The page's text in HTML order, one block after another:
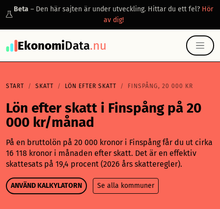
Beta – Den här sajten är under utveckling. Hittar du ett fel? Hör
av dig!
EkonomiData.nu
START SKATT LÖN EFTER SKATT FINSPÅNG, 20 000 KR
Lön efter skatt i Finspång på 20
000 kr/månad
På en bruttolön på 20 000 kronor i Finspång får du ut cirka
16 118 kronor i månaden efter skatt. Det är en effektiv
skattesats på 19,4 procent (2026 års skatteregler).
ANVÄND KALKYLATORN Se alla kommuner